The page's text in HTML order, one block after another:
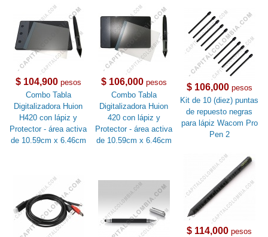
$ 104,900pesos
Combo Tabla
Digitalizadora Huion
H420 con lápiz y
Protector - área activa
de 10.59cm x 6.46cm
$ 106,000pesos
Combo Tabla
Digitalizadora Huion
420 con lápiz y
Protector - área activa
de 10.59cm x 6.46cm
$ 106,000pesos
Kit de 10 (diez) puntas
de repuesto negras
para lápiz Wacom Pro
Pen 2
$ 114,000 pesos